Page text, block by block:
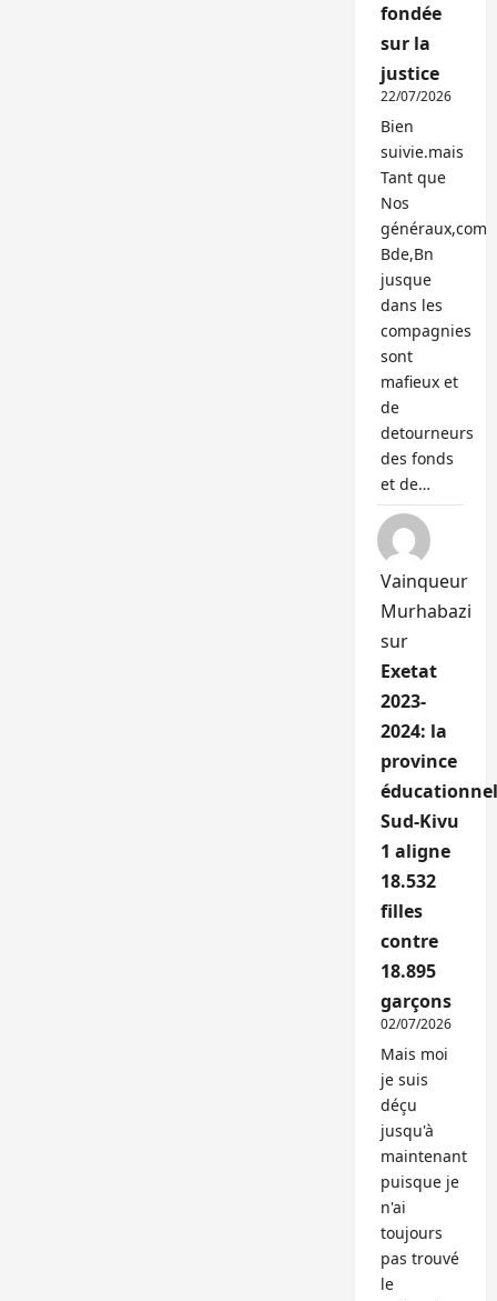
fondée
sur la
justice
22/07/2026
Bien
suivie.mais
Tant que
Nos
généraux,com
Bde,Bn
jusque
dans les
compagnies
sont
mafieux et
de
detourneurs
des fonds
et de…
Vainqueur
Murhabazi
sur
Exetat
2023-
2024: la
province
Sud-Kivu
1 aligne
18.532
filles
contre
18.895
garçons
02/07/2026
Mais moi
je suis
déçu
jusqu'à
maintenant
puisque je
n'ai
toujours
pas trouvé
le